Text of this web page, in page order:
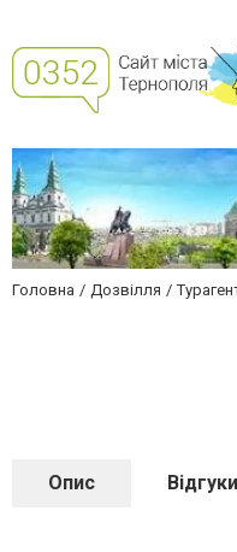
Головна Дозвілля
Опис